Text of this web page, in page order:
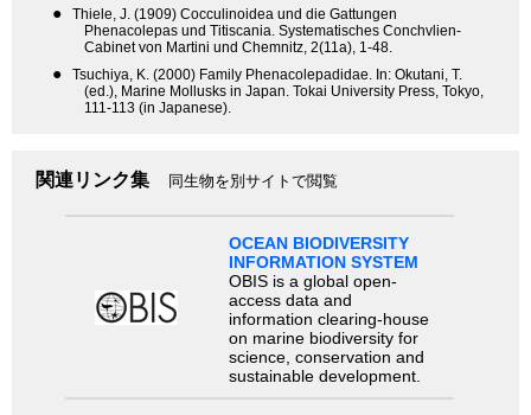
●
Thiele, J. (1909) Cocculinoidea und die Gattungen
Phenacolepas und Titiscania. Systematisches Conchvlien-
Cabinet von Martini und Chemnitz, 2(11a), 1-48.
●
Tsuchiya, K. (2000) Family Phenacolepadidae. In: Okutani, T.
(ed.), Marine Mollusks in Japan. Tokai University Press, Tokyo,
111-113 (in Japanese).
関連リンク集 同生物を別サイトで閲覧
OCEAN BIODIVERSITY
INFORMATION SYSTEM
OBIS is a global open-
access data and
information clearing-house
on marine biodiversity for
science, conservation and
sustainable development.